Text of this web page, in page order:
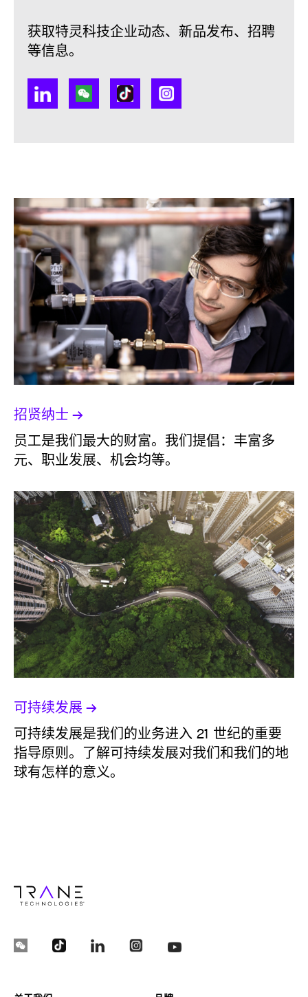
获取特灵科技企业动态、新品发布、招聘
等信息。
招贤纳士
员工是我们最大的财富。我们提倡：丰富多
元、职业发展、机会均等。
可持续发展
可持续发展是我们的业务进入 21 世纪的重要
指导原则。了解可持续发展对我们和我们的地
球有怎样的意义。